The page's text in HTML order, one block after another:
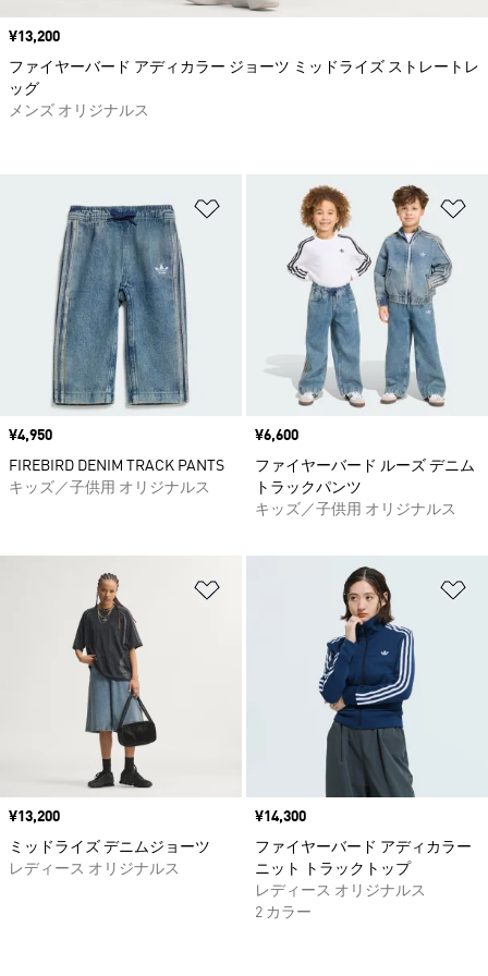
ほしいものリストに追加
価格
¥4,950
FIREBIRD DENIM TRACK PANTS
キッズ／子供用 オリジナルス
価格
¥6,600
ファイヤーバード ルーズ デニム
トラックパンツ
キッズ／子供用 オリジナルス
ほしいものリストに追加
価格
¥13,200
ミッドライズ デニムジョーツ
レディース オリジナルス
価格
¥14,300
ファイヤーバード アディカラー
ニット トラックトップ
レディース オリジナルス
2 カラー
価格
¥13,200
ファイヤーバード アディカラー ジョーツ ミッドライズ ストレートレ
ッグ
メンズ オリジナルス